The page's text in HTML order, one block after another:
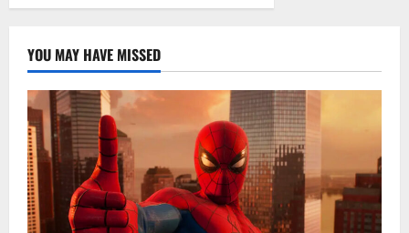
YOU MAY HAVE MISSED